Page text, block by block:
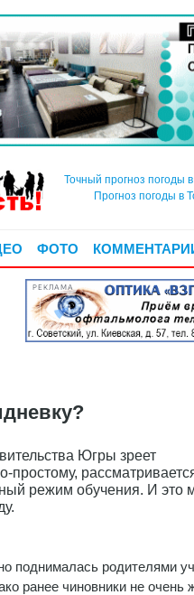
Точный прогноз погоды
Прогноз погоды в
ФОТО
РЕКЛАМА
Югры зреет
режим обучения. И это
поднималась родителями
ранее чиновники не очень